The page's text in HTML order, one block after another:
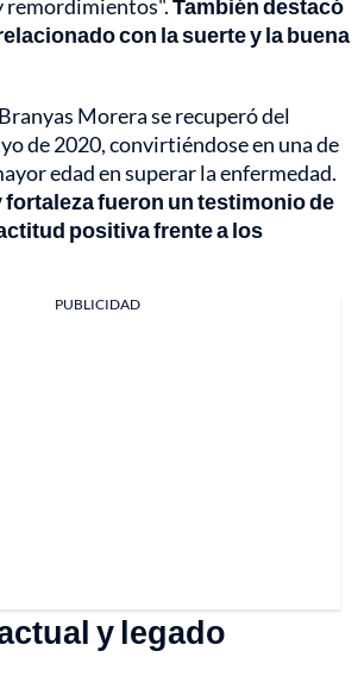
remordimientos".También destacó
con la suerte y la buena
Morera se recuperó del
de 2020, convirtiéndose en una de
edad en superar la enfermedad.
fortaleza fueron un testimonio de
positiva frente a los
PUBLICIDAD
y legado